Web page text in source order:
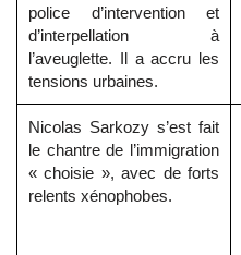
police d’intervention et
d’interpellation à
l’aveuglette. Il a accru les
tensions urbaines.
Nicolas Sarkozy s’est fait
le chantre de l’immigration
« choisie », avec de forts
relents xénophobes.